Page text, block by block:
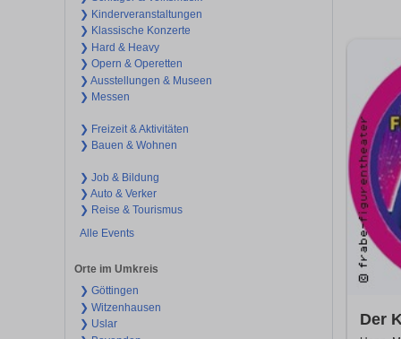
❯ Kinderveranstaltungen
❯ Klassische Konzerte
❯ Hard & Heavy
❯ Opern & Operetten
❯ Ausstellungen & Museen
❯ Messen
❯ Freizeit & Aktivitäten
❯ Bauen & Wohnen
❯ Job & Bildung
❯ Auto & Verker
❯ Reise & Tourismus
Alle Events
Orte im Umkreis
❯ Göttingen
❯ Witzenhausen
❯ Uslar
Der